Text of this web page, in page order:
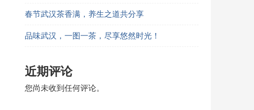
春节武汉茶香满，养生之道共分享
品味武汉，一图一茶，尽享悠然时光！
近期评论
您尚未收到任何评论。